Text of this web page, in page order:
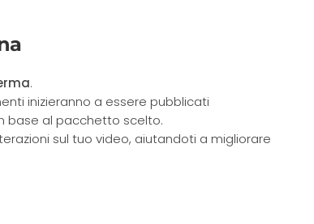
.
inizieranno a essere pubblicati
base al pacchetto scelto.
sul tuo video, aiutandoti a migliorare